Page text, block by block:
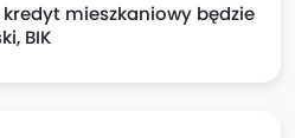
mieszkaniowy będzie
BIK